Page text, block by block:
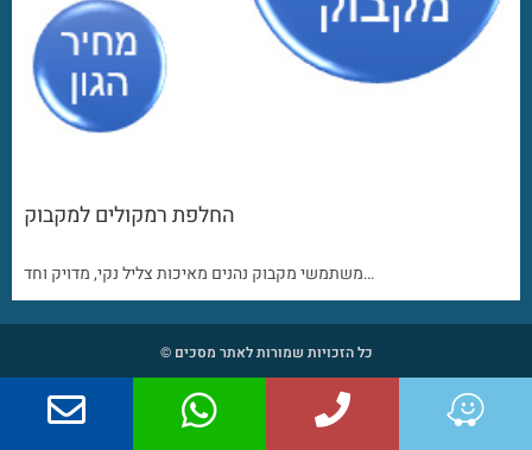
החלפת רמקולים למקבוק
משתמשי מקבוק נהנים מאיכות צליל נקי, מדויק וחד…
כל הזכויות שמורות לאתר מסכים ©